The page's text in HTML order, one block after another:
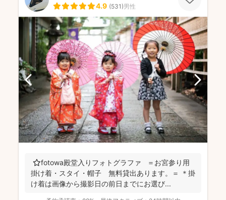
4.9 (531)男性
⭐️fotowa殿堂入りフォトグラファ ＝お宮参り用
掛け着・スタイ・帽子 無料貸出あります。＝ ＊掛
け着は画像から撮影日の前日までにお選び...